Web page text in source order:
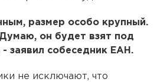
размер особо крупный.
он будет взят под
- заявил собеседник ЕАН.
не исключают, что